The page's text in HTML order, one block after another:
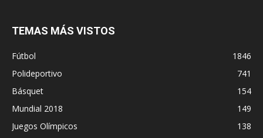
TEMAS MÁS VISTOS
Fútbol
1846
Polideportivo
741
Básquet
154
Mundial 2018
149
Juegos Olímpicos
138